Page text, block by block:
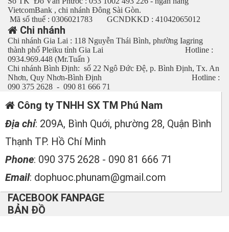
VietcomBank , chi nhánh Đông Sài Gòn.
Mã số thuế : 0306021783 GCNDKKD : 41042065012
Chi nhánh
Chi nhánh Gia Lai : 118 Nguyễn Thái Bình, phường Iagring
thành phố Pleiku tỉnh Gia Lai Hotline :
0934.969.448 (Mr.Tuấn )
Chi nhánh Bình Định: số 22 Ngô Đức Đệ, p. Bình Định, Tx. An
Nhơn, Quy Nhơn-Bình Định Hotline :
090 375 2628 - 090 81 666 71
Công ty TNHH SX TM Phú Nam
Địa chỉ: 209A, Bình Quới, phường 28, Quận Bình
Thạnh TP. Hồ Chí Minh
Phone: 090 375 2628 - 090 81 666 71
Email: dophuoc.phunam@gmail.com
FACEBOOK FANPAGE
BẢN ĐỒ